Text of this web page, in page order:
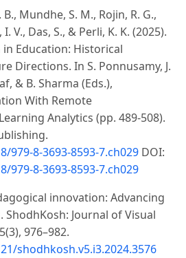
Mundhe, S. M., Rojin, R. G.,
V., Das, S., & Perli, K. K. (2025).
Education: Historical
Directions. In S. Ponnusamy, J.
& B. Sharma (Eds.),
With Remote
Analytics (pp. 489-508).
979-8-3693-8593-7.ch029 DOI:
979-8-3693-8593-7.ch029
innovation: Advancing
Journal of Visual
976–982.
shodhkosh.v5.i3.2024.3576